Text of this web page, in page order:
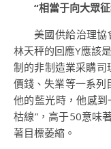
“相當于向大眾
美國供給治理協
林天秤的回應Y應該
制的非制造業采購
價錢、失業等一系列
他的藍光時，他感
枯線”，高于50意味
著目標萎縮。